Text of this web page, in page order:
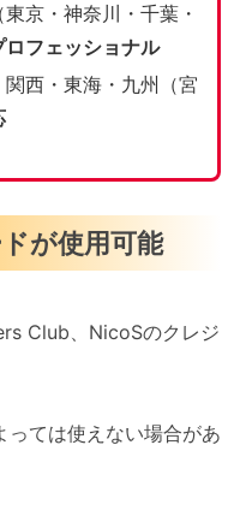
京・神奈川・千葉・
フェッショナル
関西・東海・九州（宮
が使用可能
Club、NicoSのクレジ
っては使えない場合があ